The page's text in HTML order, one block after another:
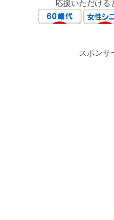
応援いただける
スポンサ